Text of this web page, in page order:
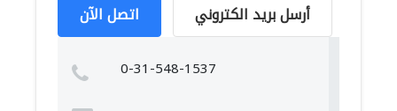
اتصل الآن أرسل بريد الكتروني
0-31-548-1537